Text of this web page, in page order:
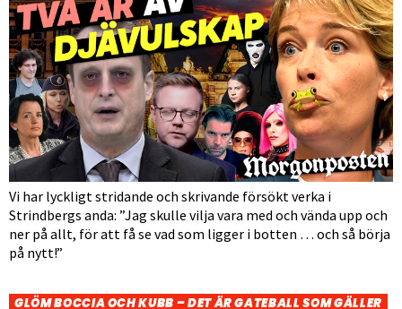
Vi har lyckligt stridande och skrivande försökt verka i
Strindbergs anda: ”Jag skulle vilja vara med och vända upp och
ner på allt, för att få se vad som ligger i botten … och så börja
på nytt!”
GLÖM BOCCIA OCH KUBB – DET ÄR GATEBALL SOM GÄLLER